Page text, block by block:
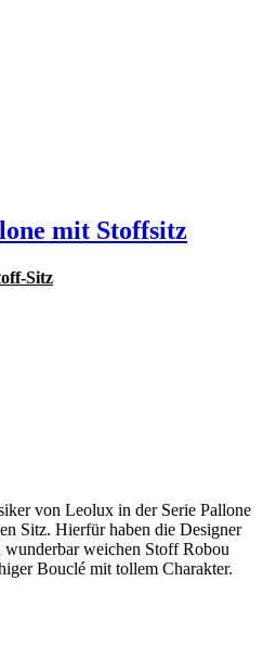
mit Stoffsitz
Sitz
von Leolux in der Serie Pallone
Sitz. Hierfür haben die Designer
weichen Stoff Robou
Bouclé mit tollem Charakter.